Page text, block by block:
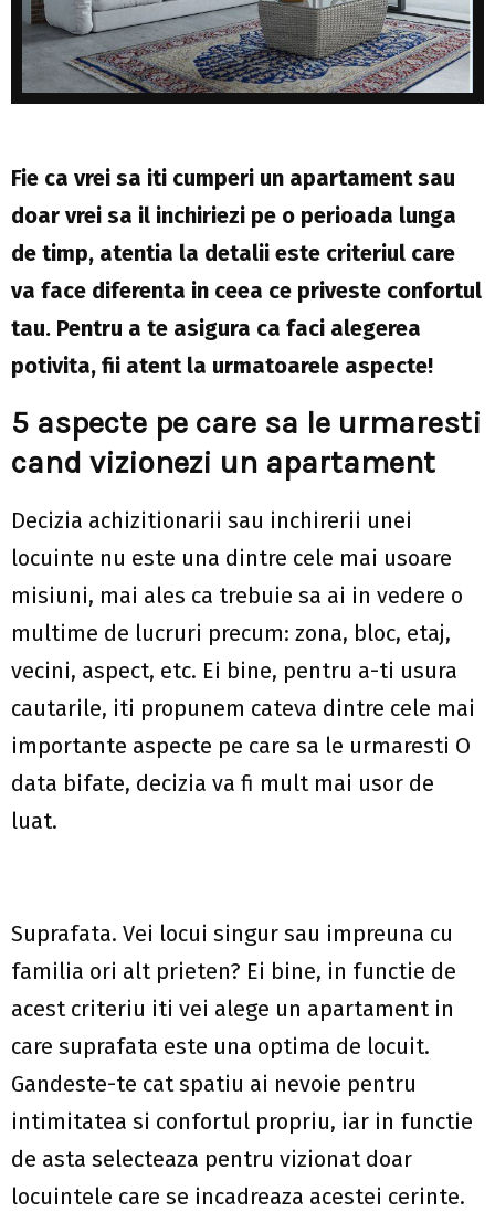
Fie ca vrei sa iti cumperi un apartament sau
doar vrei sa il inchiriezi pe o perioada lunga
de timp, atentia la detalii este criteriul care
va face diferenta in ceea ce priveste confortul
tau. Pentru a te asigura ca faci alegerea
potivita, fii atent la urmatoarele aspecte!
5 aspecte pe care sa le urmaresti
cand vizionezi un apartament
Decizia achizitionarii sau inchirerii unei
locuinte nu este una dintre cele mai usoare
misiuni, mai ales ca trebuie sa ai in vedere o
multime de lucruri precum: zona, bloc, etaj,
vecini, aspect, etc. Ei bine, pentru a-ti usura
cautarile, iti propunem cateva dintre cele mai
importante aspecte pe care sa le urmaresti O
data bifate, decizia va fi mult mai usor de
luat.
Suprafata. Vei locui singur sau impreuna cu
familia ori alt prieten? Ei bine, in functie de
acest criteriu iti vei alege un apartament in
care suprafata este una optima de locuit.
Gandeste-te cat spatiu ai nevoie pentru
intimitatea si confortul propriu, iar in functie
de asta selecteaza pentru vizionat doar
locuintele care se incadreaza acestei cerinte.